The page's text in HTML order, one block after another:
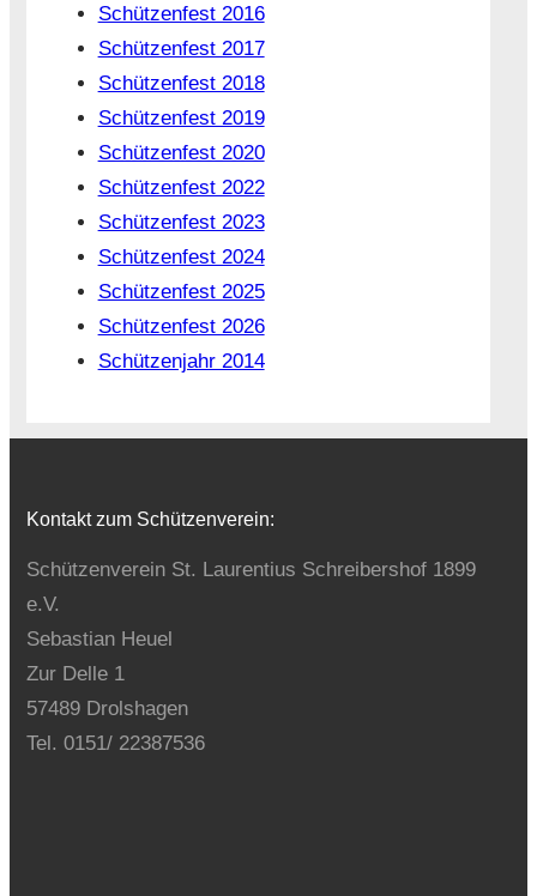
Schützenfest 2016
Schützenfest 2017
Schützenfest 2018
Schützenfest 2019
Schützenfest 2020
Schützenfest 2022
Schützenfest 2023
Schützenfest 2024
Schützenfest 2025
Schützenfest 2026
Schützenjahr 2014
Kontakt zum Schützenverein:
Schützenverein St. Laurentius Schreibershof 1899
e.V.
Sebastian Heuel
Zur Delle 1
57489 Drolshagen
Tel. 0151/ 22387536